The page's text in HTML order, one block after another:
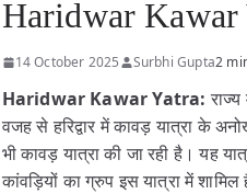
Haridwar Kawar
14 October 2025 Surbhi Gupta2
Haridwar Kawar Yatra:
वजह से हरिद्वार में कावड़ यात्रा के
भी कावड़ यात्रा की जा रही है। यह
कांवड़ियों का ग्रुप इस यात्रा में शामिल